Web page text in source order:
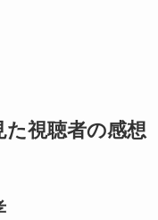
た視聴者の感想